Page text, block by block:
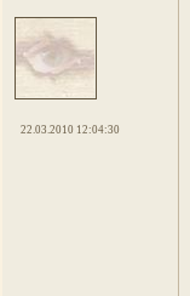
22.03.2010 12:04:30